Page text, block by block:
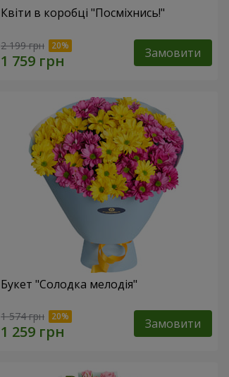
Квіти в коробці "Посміхнись!"
2 199 грн Замовити
Букет "Солодка мелодія"
1 574 грн Замовити